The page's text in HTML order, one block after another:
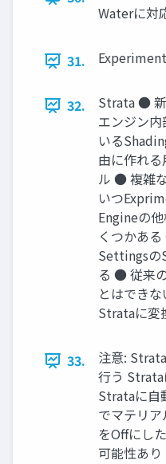
Waterに対
31.
32.
Strata ●
エンジン
いる
由に作れ
ル ● 複雑
いつ
Engineの
くつかあ
Settingsの
る ● 従来
とはでき
Strataに変
33.
注意:
行う
Strataに自
でマテリ
をOffにし
可能性あり